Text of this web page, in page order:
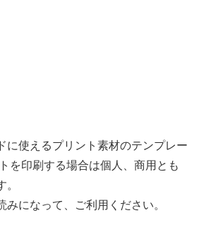
に使えるプリント素材のテンプレー
を印刷する場合は個人、商用とも
みになって、ご利用ください。